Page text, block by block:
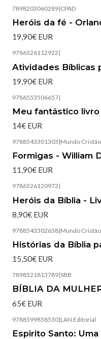
7898203060289|CPAD
Heróis da fé -
19,90€ EUR
9786526112922 |
Atividades Bíblicas
19,90€ EUR
9786553506657|
Meu fantástico
14€ EUR
9788543301303 |Mundo Cristão
Formigas - William
11,90€ EUR
9786526120972 |
Heróis da Bíblia -
8,90€ EUR
9788543302638|Mundo Cristão
Histórias da Bíblia
15,50€ EUR
7898521813789|SBB
BÍBLIA DA
65€ EUR
9788599858530|LAN Editorial
Espirito Santo: